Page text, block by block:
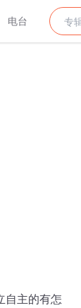
电台
自主的有怎